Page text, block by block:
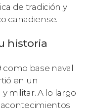
de tradición y
canadiense.
historia
como base naval
en un
militar. A lo largo
acontecimientos